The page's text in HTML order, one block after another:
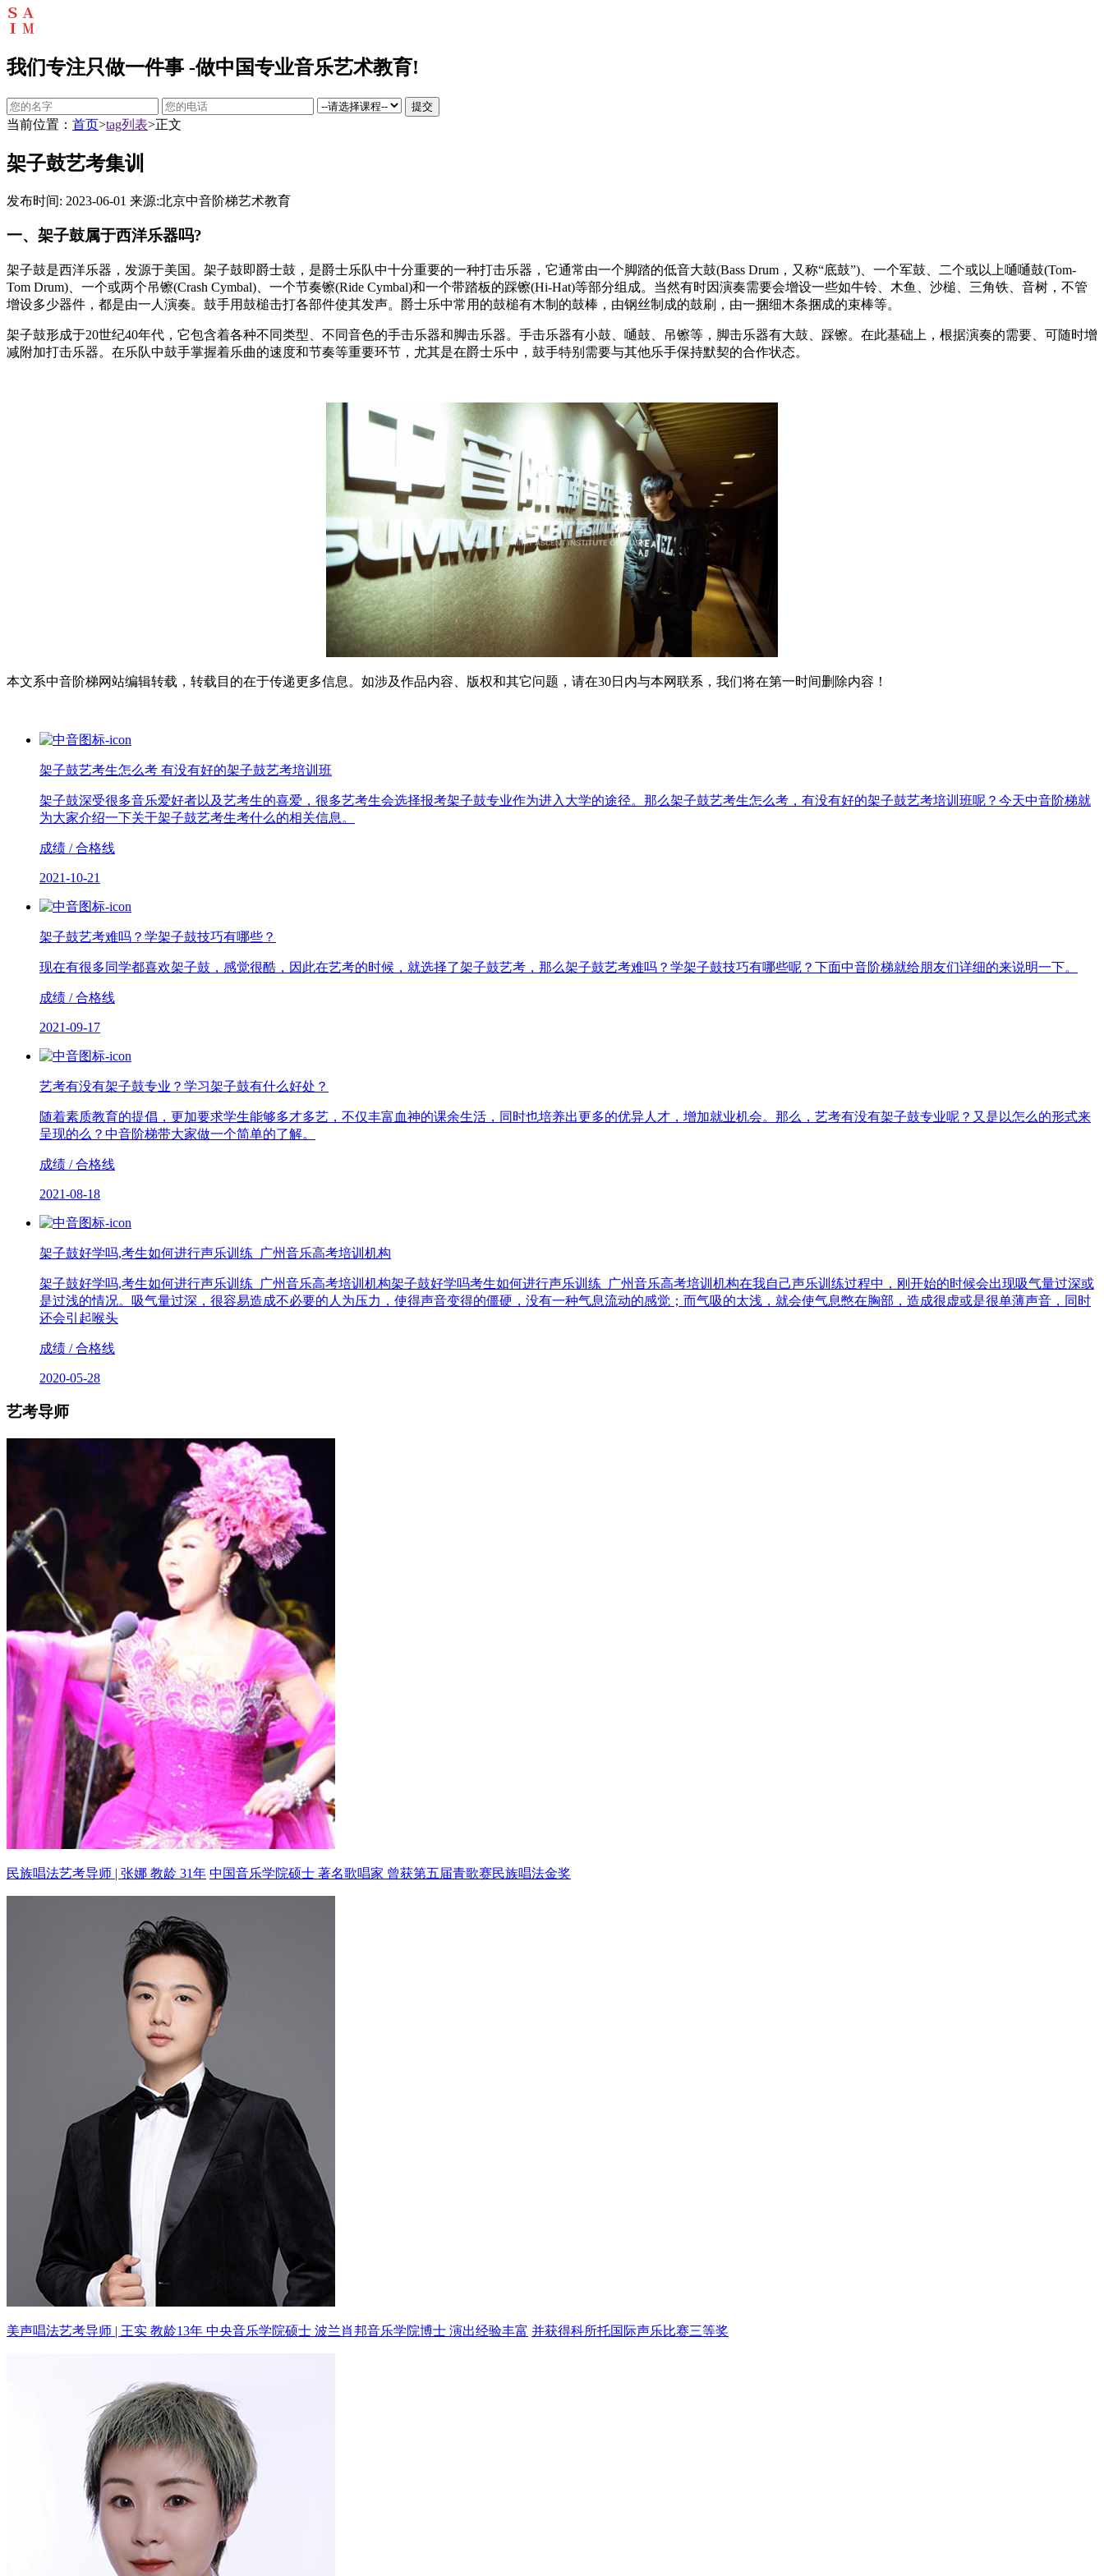
我们专注只做一件事 -做中国专业音乐艺术教育!
提交
当前位置： 首页>tag列表>正文
架子鼓艺考集训
发布时间: 2023-06-01 来源:北京中音阶梯艺术教育
一、架子鼓属于西洋乐器吗?
架子鼓是西洋乐器，发源于美国。架子鼓即爵士鼓，是爵士乐队中十分重要的一种打击乐器，它通常由一个脚踏的低音大鼓(Bass Drum，又称“底鼓”)、一个军鼓、二个或以上嗵嗵鼓(Tom-
Tom Drum)、一个或两个吊镲(Crash Cymbal)、一个节奏镲(Ride Cymbal)和一个带踏板的踩镲(Hi-Hat)等部分组成。当然有时因演奏需要会增设一些如牛铃、木鱼、沙槌、三角铁、音树，不管
增设多少器件，都是由一人演奏。鼓手用鼓槌击打各部件使其发声。爵士乐中常用的鼓槌有木制的鼓棒，由钢丝制成的鼓刷，由一捆细木条捆成的束棒等。
架子鼓形成于20世纪40年代，它包含着各种不同类型、不同音色的手击乐器和脚击乐器。手击乐器有小鼓、嗵鼓、吊镲等，脚击乐器有大鼓、踩镲。在此基础上，根据演奏的需要、可随时增
减附加打击乐器。在乐队中鼓手掌握着乐曲的速度和节奏等重要环节，尤其是在爵士乐中，鼓手特别需要与其他乐手保持默契的合作状态。
本文系中音阶梯网站编辑转载，转载目的在于传递更多信息。如涉及作品内容、版权和其它问题，请在30日内与本网联系，我们将在第一时间删除内容！
架子鼓艺考生怎么考 有没有好的架子鼓艺考培训班
架子鼓深受很多音乐爱好者以及艺考生的喜爱，很多艺考生会选择报考架子鼓专业作为进入大学的途径。那么架子鼓艺考生怎么考，有没有好的架子鼓艺考培训班呢？今天中音阶梯就
为大家介绍一下关于架子鼓艺考生考什么的相关信息。
成绩 / 合格线
2021-10-21
架子鼓艺考难吗？学架子鼓技巧有哪些？
现在有很多同学都喜欢架子鼓，感觉很酷，因此在艺考的时候，就选择了架子鼓艺考，那么架子鼓艺考难吗？学架子鼓技巧有哪些呢？下面中音阶梯就给朋友们详细的来说明一下。
成绩 / 合格线
2021-09-17
艺考有没有架子鼓专业？学习架子鼓有什么好处？
随着素质教育的提倡，更加要求学生能够多才多艺，不仅丰富血神的课余生活，同时也培养出更多的优异人才，增加就业机会。那么，艺考有没有架子鼓专业呢？又是以怎么的形式来
呈现的么？中音阶梯带大家做一个简单的了解。
成绩 / 合格线
2021-08-18
架子鼓好学吗,考生如何进行声乐训练_广州音乐高考培训机构
架子鼓好学吗,考生如何进行声乐训练_广州音乐高考培训机构架子鼓好学吗考生如何进行声乐训练_广州音乐高考培训机构在我自己声乐训练过程中，刚开始的时候会出现吸气量过深或
是过浅的情况。吸气量过深，很容易造成不必要的人为压力，使得声音变得的僵硬，没有一种气息流动的感觉；而气吸的太浅，就会使气息憋在胸部，造成很虚或是很单薄声音，同时
还会引起喉头
成绩 / 合格线
2020-05-28
艺考导师
民族唱法艺考导师 | 张娜 教龄 31年 中国音乐学院硕士 著名歌唱家 曾获第五届青歌赛民族唱法金奖
美声唱法艺考导师 | 王实 教龄13年 中央音乐学院硕士 波兰肖邦音乐学院博士 演出经验丰富 并获得科所托国际声乐比赛三等奖